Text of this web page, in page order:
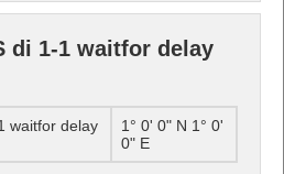
di 1-1 waitfor delay
waitfor delay
1° 0' 0" N 1° 0'
0" E